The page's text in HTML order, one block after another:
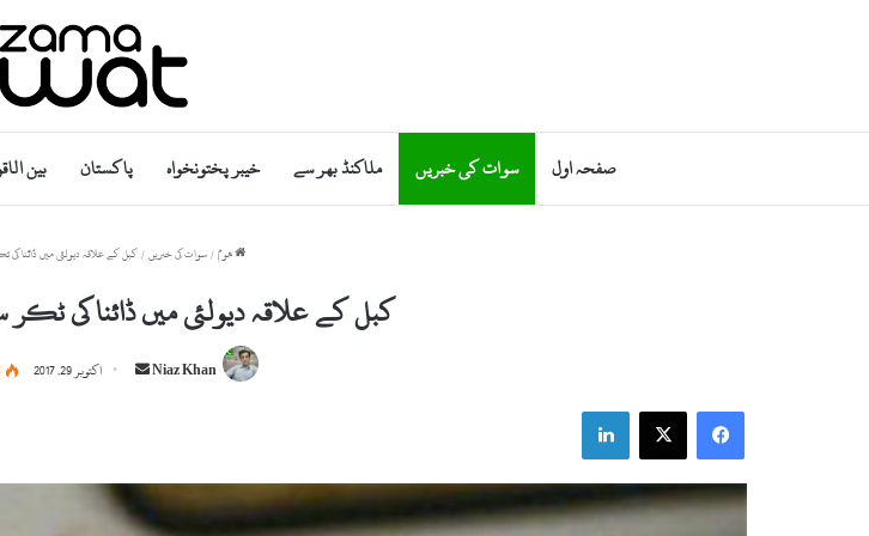
صفحہ اول سوات کی خبریں ملاکنڈ بھر سے خیبر پختونخواہ پاکستان بین
ھوم/سوات کی خبریں/کبل کے علاقہ دیولئی میں ڈائنا
کبل کے علاقہ دیولئی میں ڈائنا کی
Niaz Khan
a
n
اکتوبر 29, 2017
Facebook
X